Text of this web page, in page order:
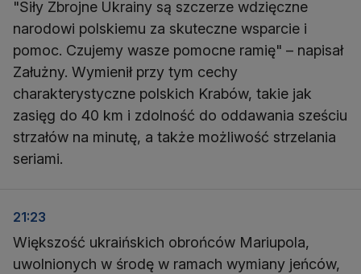
"Siły Zbrojne Ukrainy są szczerze wdzięczne
narodowi polskiemu za skuteczne wsparcie i
pomoc. Czujemy wasze pomocne ramię" – napisał
Załużny. Wymienił przy tym cechy
charakterystyczne polskich Krabów, takie jak
zasięg do 40 km i zdolność do oddawania sześciu
strzałów na minutę, a także możliwość strzelania
seriami.
21:23
Większość ukraińskich obrońców Mariupola,
uwolnionych w środę w ramach wymiany jeńców,